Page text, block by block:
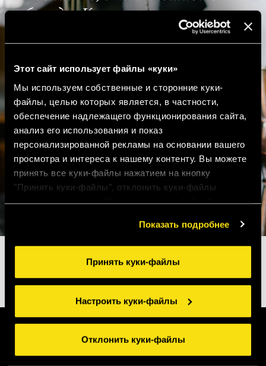
Этот сайт использует файлы «куки»
Мы используем собственные и сторонние куки-
файлы, целью которых является, в частности,
обеспечение надлежащего функционирования сайта,
анализ его использования и показ
персонализированной рекламы на основании вашего
просмотра и интереса к нашему контенту. Вы можете
принять все куки-файлы нажатием на кнопку
"Принять куки-файлы", отклонить куки-файлы
"Настроить куки-файлы". Для получения более
подробной информации ознакомьтесь с нашими
Правилами применения куки-файлов
Показать подробнее
Принять куки-файлы
Настроить куки-файлы
Отклонить куки-файлы